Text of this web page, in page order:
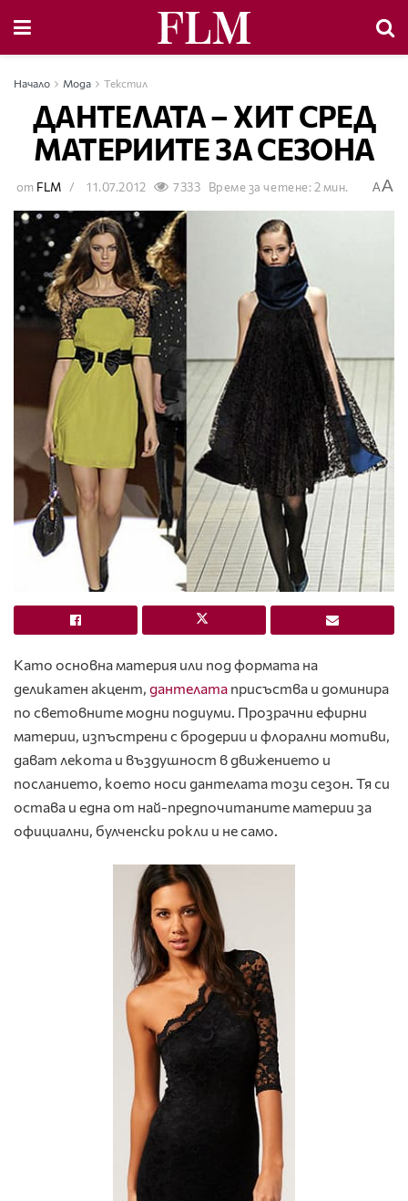
Начало Мода Текстил
ДАНТЕЛАТА – ХИТ СРЕД
МАТЕРИИТЕ ЗА СЕЗОНА
от FLM 11.07.2012 7333 Време за четене: 2 мин. AA
Като основна материя или под формата на
деликатен акцент, дантелата присъства и доминира
по световните модни подиуми. Прозрачни ефирни
материи, изпъстрени с бродерии и флорални мотиви,
дават лекота и въздушност в движението и
посланието, което носи дантелата този сезон. Тя си
остава и една от най-предпочитаните материи за
официални, булченски рокли и не само.